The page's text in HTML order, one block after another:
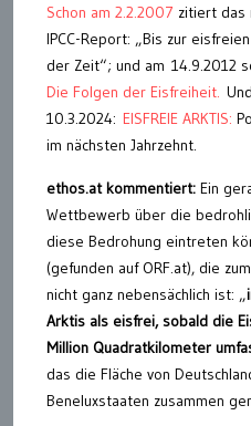
Schon am 2.2.2007 zitiert das
IPCC-Report: „Bis zur
der Zeit“; und am 14.9.2012
Die Folgen der Eisfreiheit.
10.3.2024: EISFREIE ARKTIS:
im nächsten Jahrzehnt.
ethos.at kommentiert: Ein
Wettbewerb über die
diese Bedrohung eintreten
(gefunden auf ORF.at), die
nicht ganz nebensächlich ist: „
Arktis als eisfrei, sobald die
Million Quadratkilometer
das die Fläche von
Beneluxstaaten zusammen